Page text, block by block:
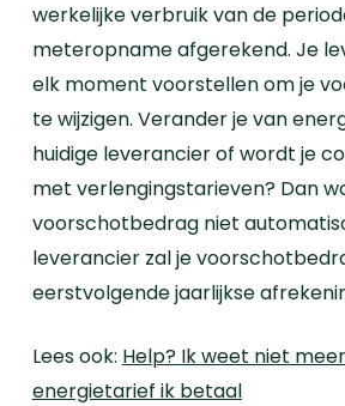
werkelijke verbruik van de
meteropname afgerekend. Je
elk moment voorstellen om je
te wijzigen. Verander je van
huidige leverancier of wordt je
met verlengingstarieven? Dan
voorschotbedrag niet
leverancier zal je
eerstvolgende jaarlijkse
Lees ook: Help? Ik weet niet
energietarief ik betaal